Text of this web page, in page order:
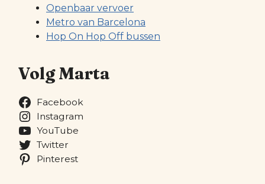
Openbaar vervoer
Metro van Barcelona
Hop On Hop Off bussen
Volg Marta
Facebook
Instagram
YouTube
Twitter
Pinterest